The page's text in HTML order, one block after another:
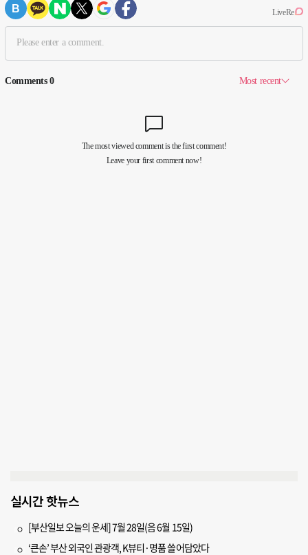
실시간 핫뉴스
[부산일보 오늘의 운세] 7월 28일(음 6월 15일)
‘큰손’ 부산 외국인 관광객, K뷰티·명품 쓸어담았다